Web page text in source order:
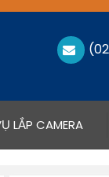
LẮP CAMERA